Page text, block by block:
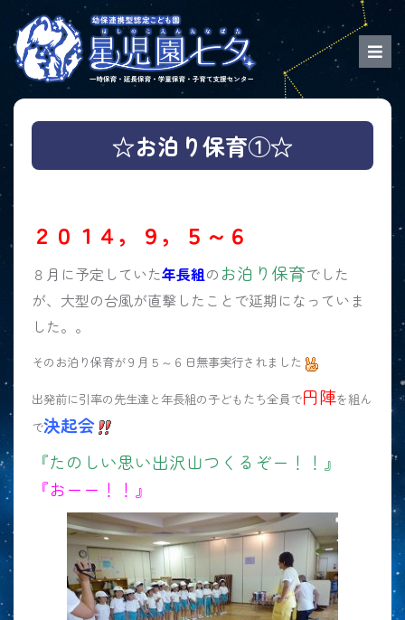
☆お泊り保育①☆
２０１４，９，５～６
８月に予定していた年長組のお泊り保育でした
が、大型の台風が直撃したことで延期になっていま
した。。
そのお泊り保育が９月５～６日無事実行されました
出発前に引率の先生達と年長組の子どもたち全員で円陣を組ん
で決起会
『たのしい思い出沢山つくるぞー！！』
『おーー！！』